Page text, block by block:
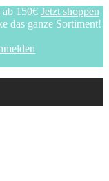
ab 150€ Jetzt shoppen
das ganze Sortiment!